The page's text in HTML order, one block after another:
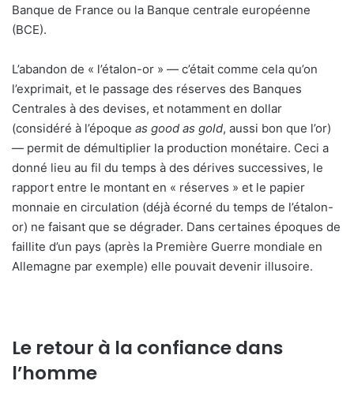
Banque de France ou la Banque centrale européenne
(BCE).
L’abandon de « l’étalon-or » — c’était comme cela qu’on
l’exprimait, et le passage des réserves des Banques
Centrales à des devises, et notamment en dollar
(considéré à l’époque as good as gold, aussi bon que l’or)
— permit de démultiplier la production monétaire. Ceci a
donné lieu au fil du temps à des dérives successives, le
rapport entre le montant en « réserves » et le papier
monnaie en circulation (déjà écorné du temps de l’étalon-
or) ne faisant que se dégrader. Dans certaines époques de
faillite d’un pays (après la Première Guerre mondiale en
Allemagne par exemple) elle pouvait devenir illusoire.
Le retour à la confiance dans
l’homme